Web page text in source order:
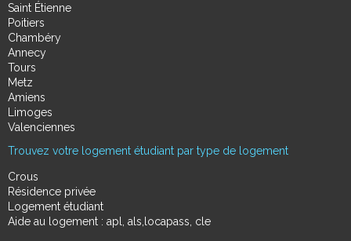
Saint Étienne
Poitiers
Chambéry
Annecy
Tours
Metz
Amiens
Limoges
Valenciennes
Trouvez votre logement étudiant par type de logement
Crous
Résidence privée
Logement étudiant
Aide au logement : apl, als,locapass, cle